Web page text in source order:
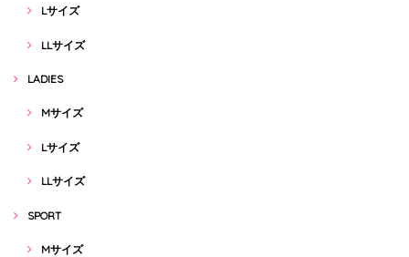
Lサイズ
LLサイズ
LADIES
Mサイズ
Lサイズ
LLサイズ
SPORT
Mサイズ